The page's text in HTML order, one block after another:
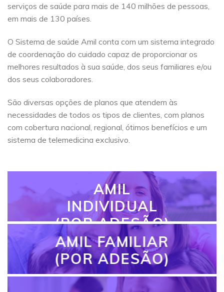
serviços de saúde para mais de 140 milhões de pessoas,
em mais de 130 países.
O Sistema de saúde Amil conta com um sistema integrado
de coordenação do cuidado capaz de proporcionar os
melhores resultados à sua saúde, dos seus familiares e/ou
dos seus colaboradores.
São diversas opções de planos que atendem às
necessidades de todos os tipos de clientes, com planos
com cobertura nacional, regional, ótimos benefícios e um
sistema de telemedicina exclusivo.
AMIL
INDIVIDUAL
(POR ADESÃO)
AMIL FAMILIAR
(POR ADESÃO)